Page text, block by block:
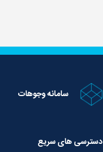
سامانه وجوهات
دسترسی های سریع